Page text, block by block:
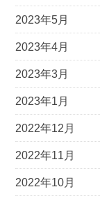
2023年5月
2023年4月
2023年3月
2023年1月
2022年12月
2022年11月
2022年10月